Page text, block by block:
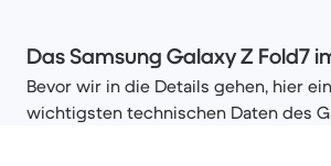
Das Samsung Galaxy Z Fold7
Bevor wir in die Details gehen, hier
wichtigsten technischen Daten des